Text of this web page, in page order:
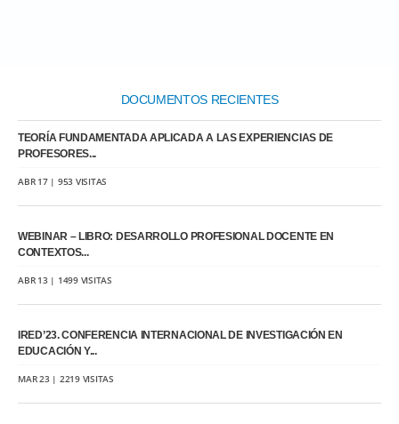
DOCUMENTOS RECIENTES
TEORÍA FUNDAMENTADA APLICADA A LAS EXPERIENCIAS DE
PROFESORES...
ABR 17 | 953 VISITAS
WEBINAR – LIBRO: DESARROLLO PROFESIONAL DOCENTE EN
CONTEXTOS...
ABR 13 | 1499 VISITAS
IRED’23. CONFERENCIA INTERNACIONAL DE INVESTIGACIÓN EN
EDUCACIÓN Y...
MAR 23 | 2219 VISITAS